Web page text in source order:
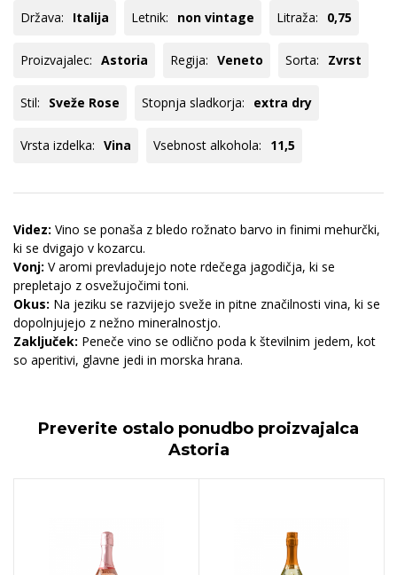
Država: Italija Letnik: non vintage Litraža: 0,75
Proizvajalec: Astoria Regija: Veneto Sorta: Zvrst
Stil: Sveže Rose Stopnja sladkorja: extra dry
Vrsta izdelka: Vina Vsebnost alkohola: 11,5
Videz: Vino se ponaša z bledo rožnato barvo in finimi mehurčki,
ki se dvigajo v kozarcu.
Vonj: V aromi prevladujejo note rdečega jagodičja, ki se
prepletajo z osvežujočimi toni.
Okus: Na jeziku se razvijejo sveže in pitne značilnosti vina, ki se
dopolnjujejo z nežno mineralnostjo.
Zaključek: Peneče vino se odlično poda k številnim jedem, kot
so aperitivi, glavne jedi in morska hrana.
Preverite ostalo ponudbo proizvajalca
Astoria